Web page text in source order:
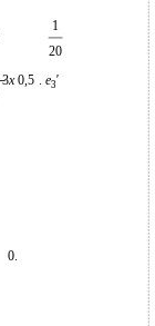
1
20
3x0,5 . e3'
0.